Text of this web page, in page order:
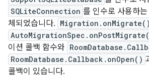
SQLiteConnection 를 인수로 사용하
체되었습니다. Migration.onMigrate()
이션 콜백 함수와
RoomDatabase.Callback.onOpen()
콜백이 있습니다.